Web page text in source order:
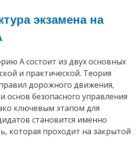
экзамена на
А состоит из двух основных
и практической. Теория
дорожного движения,
основ безопасного управления
ключевым этапом для
становится именно
которая проходит на закрытой